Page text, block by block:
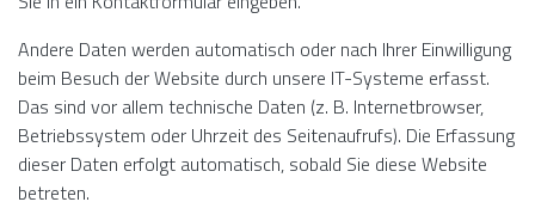
Andere Daten werden automatisch oder nach Ihrer Einwilligung
beim Besuch der Website durch unsere IT-Systeme erfasst.
Das sind vor allem technische Daten (z. B. Internetbrowser,
Betriebssystem oder Uhrzeit des Seitenaufrufs). Die Erfassung
dieser Daten erfolgt automatisch, sobald Sie diese Website
betreten.